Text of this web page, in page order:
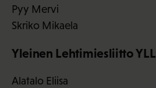
Pyy Mervi
Skriko Mikaela
Yleinen Lehtimiesliitto YLL
Alatalo Eliisa